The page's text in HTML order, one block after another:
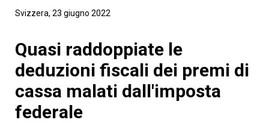
Svizzera, 23 giugno 2022
Quasi raddoppiate le
deduzioni fiscali dei premi di
cassa malati dall'imposta
federale